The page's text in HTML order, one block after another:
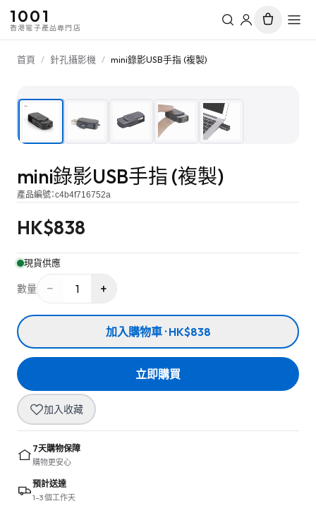
1001
香港電子產品專門店
首頁 / 針孔攝影機 / mini錄影USB手指 (複製)
mini錄影USB手指 (複製)
產品編號：c4b4f716752a
HK$838
現貨供應
數量 − 1 +
加入購物車 · HK$838
立即購買
加入收藏
7天購物保障
購物更安心
預計送達
1–3 個工作天